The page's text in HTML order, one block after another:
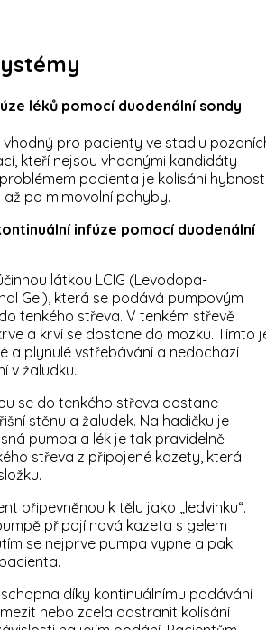
léků pomocí duodenální sondy
vhodný pro pacienty ve stadiu
kteří nejsou vhodnými kandidáty
pacienta je kolísání
po mimovolní pohyby.
infúze pomocí duodenální
látkou LCIG (Levodopa-
Gel), která se podává pumpovým
tenkého střeva. V tenkém střevě
a krví se dostane do mozku. Tímto
a plynulé vstřebávání a nedochází
v žaludku.
se do tenkého střeva dostane
stěnu a žaludek. Na hadičku je
pumpa a lék je tak pravidelně
střeva z připojené kazety, která
připevněnou k tělu jako „ledvinku“.
připojí nová kazeta s gelem
se nejprve pumpa vypne a pak
díky kontinuálnímu podávání
nebo zcela odstranit kolísání